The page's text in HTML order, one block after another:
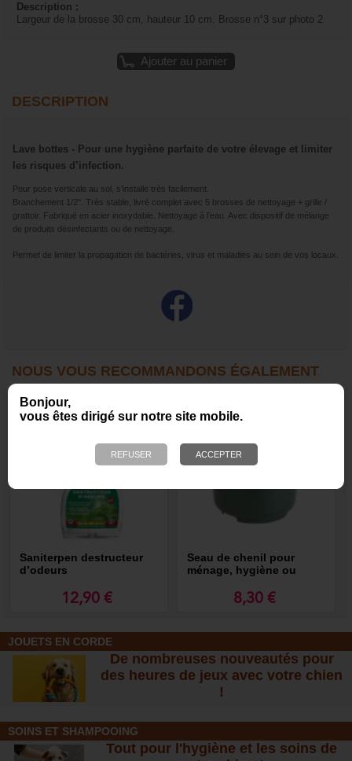
Bonjour,
vous êtes dirigé sur notre site mobile.
Description :
Largeur de la brosse 30 cm, hauteur 10 cm. Brosse n°3 sur photo 2
Ajouter au panier
DESCRIPTION
Lave bottes - Pour une hygiène parfaite de votre élevage et limiter
les risques d’infection.
Pour pose verticale au sol, s’installe très facilement.
Branchement 1/2". Très stable, livré complet avec 5 brosses de nettoyage + grille /
grattoir. Fabriqué en acier inoxydable. Nettoyage à l’eau. Avec dispositif de mélange
de produits désinfectants ou de nettoyage.
Permet de limiter la propagation de bactéries, virus et maladies au sein de vos locaux.
NOUS VOUS RECOMMANDONS ÉGALEMENT
Saniterpen destructeur
d’odeurs
12,90 €
Seau de chenil pour
ménage, hygiène ou
8,30 €
JOUETS EN CORDE
De nombreuses nouveautés pour
des heures de jeux avec votre chien
!
SOINS ET SHAMPOOING
Tout pour l'hygiène et les soins de